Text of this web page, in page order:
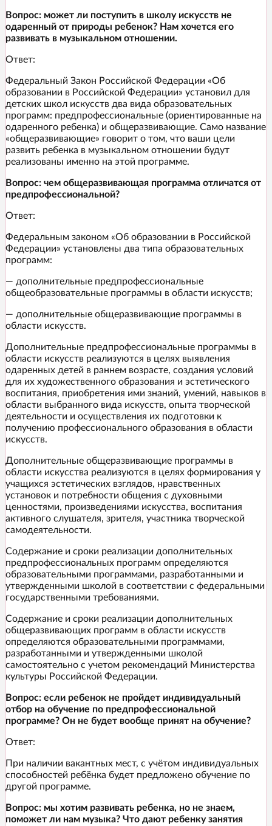
Вопрос: может ли поступить в школу искусств не
одаренный от природы ребенок? Нам хочется его
развивать в музыкальном отношении.
Ответ:
Федеральный Закон Российской Федерации «Об
образовании в Российской Федерации» установил для
детских школ искусств два вида образовательных
программ: предпрофессиональные (ориентированные на
одаренного ребенка) и общеразвивающие. Само название
«общеразвивающие» говорит о том, что ваши цели
развить ребенка в музыкальном отношении будут
реализованы именно на этой программе.
Вопрос: чем общеразвивающая программа отличатся от
предпрофессиональной?
Ответ:
Федеральным законом «Об образовании в Российской
Федерации» установлены два типа образовательных
программ:
— дополнительные предпрофессиональные
общеобразовательные программы в области искусств;
— дополнительные общеразвивающие программы в
области искусств.
Дополнительные предпрофессиональные программы в
области искусств реализуются в целях выявления
одаренных детей в раннем возрасте, создания условий
для их художественного образования и эстетического
воспитания, приобретения ими знаний, умений, навыков в
области выбранного вида искусств, опыта творческой
деятельности и осуществления их подготовки к
получению профессионального образования в области
искусств.
Дополнительные общеразвивающие программы в
области искусства реализуются в целях формирования у
учащихся эстетических взглядов, нравственных
установок и потребности общения с духовными
ценностями, произведениями искусства, воспитания
активного слушателя, зрителя, участника творческой
самодеятельности.
Содержание и сроки реализации дополнительных
предпрофессиональных программ определяются
образовательными программами, разработанными и
утвержденными школой в соответствии с федеральными
государственными требованиями.
Содержание и сроки реализации дополнительных
общеразвивающих программ в области искусств
определяются образовательными программами,
разработанными и утвержденными школой
самостоятельно с учетом рекомендаций Министерства
культуры Российской Федерации.
Вопрос: если ребенок не пройдет индивидуальный
отбор на обучение по предпрофессиональной
программе? Он не будет вообще принят на обучение?
Ответ:
При наличии вакантных мест, с учётом индивидуальных
способностей ребёнка будет предложено обучение по
другой программе.
Вопрос: мы хотим развивать ребенка, но не знаем,
поможет ли нам музыка? Что дают ребенку занятия